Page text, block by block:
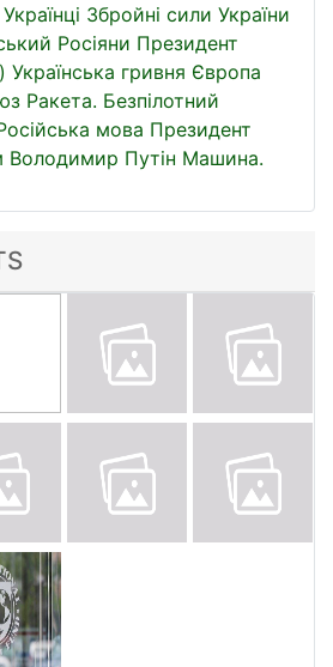
Українці Збройні сили України
Росіяни Президент
Українська гривня Європа
Ракета. Безпілотний
мова Президент
Володимир Путін Машина.